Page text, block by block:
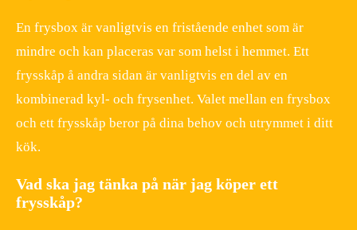
En frysbox är vanligtvis en fristående enhet som är
mindre och kan placeras var som helst i hemmet. Ett
frysskåp å andra sidan är vanligtvis en del av en
kombinerad kyl- och frysenhet. Valet mellan en frysbox
och ett frysskåp beror på dina behov och utrymmet i ditt
kök.
Vad ska jag tänka på när jag köper ett
frysskåp?